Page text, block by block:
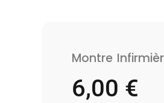
Montre
6,00 €